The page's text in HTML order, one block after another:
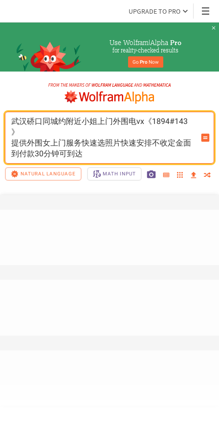
UPGRADE TO PRO
Use Wolfram|Alpha Pro
for reality-checked results
Go Pro Now
武汉硚口同城约附近小姐上门外围电vx《1894#143
》
提供外围女上门服务快速选照片快速安排不收定金面
到付款30分钟可到达
NATURAL LANGUAGE MATH INPUT